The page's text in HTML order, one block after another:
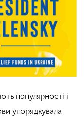
популярності і
упорядкувала